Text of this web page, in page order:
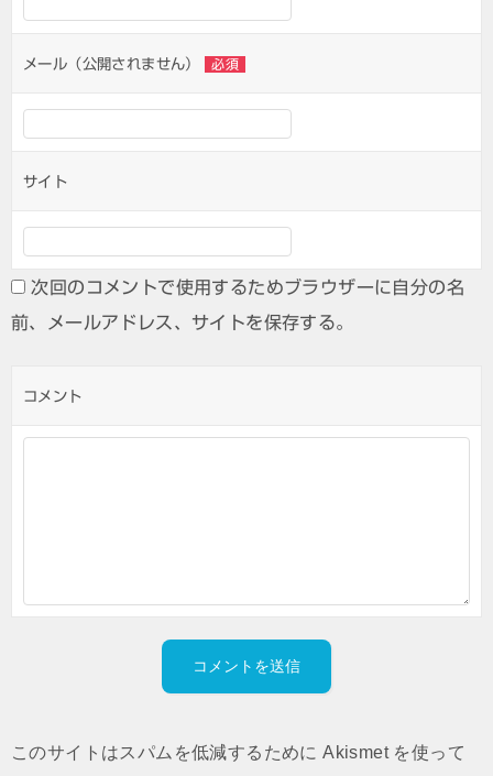
ョ
ンメール（公開されません） 必須
サイト
次回のコメントで使用するためブラウザーに自分の名
前、メールアドレス、サイトを保存する。
コメント
このサイトはスパムを低減するために Akismet を使って